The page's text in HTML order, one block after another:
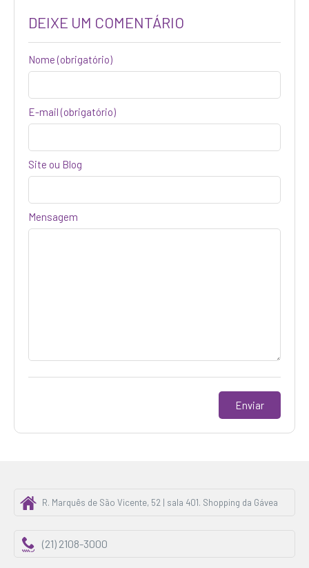
DEIXE UM COMENTÁRIO
Nome (obrigatório)
E-mail (obrigatório)
Site ou Blog
Mensagem
R. Marquês de São Vicente, 52 | sala 401. Shopping da Gávea
(21) 2108-3000